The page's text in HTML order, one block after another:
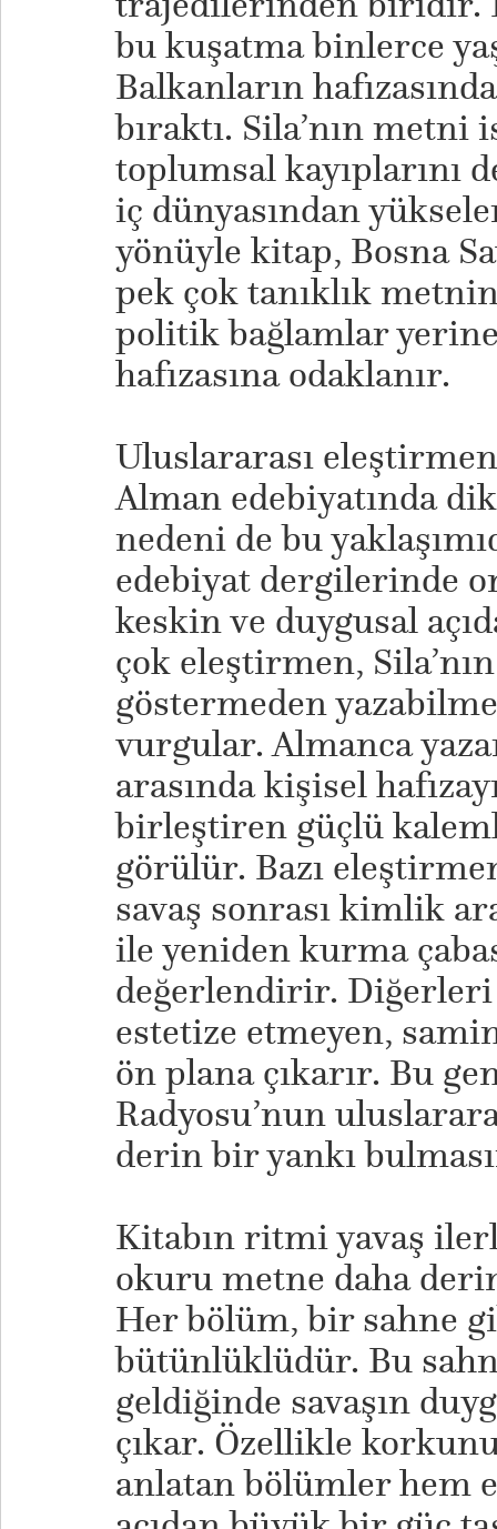
bu kuşatma binlerce
Balkanların
bıraktı. Sila’nın metni
toplumsal kayıplarını
iç dünyasından
yönüyle kitap, Bosna
pek çok tanıklık
politik bağlamlar
hafızasına odaklanır.
Uluslararası
Alman edebiyatında
nedeni de bu
edebiyat dergilerinde
keskin ve duygusal
çok eleştirmen,
göstermeden
vurgular. Almanca
arasında kişisel
birleştiren güçlü
görülür. Bazı
savaş sonrası kimlik
ile yeniden kurma
değerlendirir. Diğerleri
estetize etmeyen,
ön plana çıkarır. Bu
Radyosu’nun
derin bir yankı
Kitabın ritmi yavaş
okuru metne daha
Her bölüm, bir sahne
bütünlüklüdür. Bu
geldiğinde savaşın
çıkar. Özellikle
anlatan bölümler hem